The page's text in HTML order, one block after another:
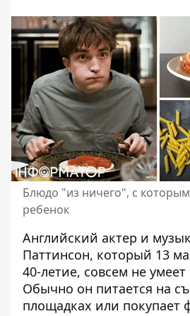
Блюдо "из ничего", с
ребенок
Английский актер и
Паттинсон, который 13
40-летие, совсем не умеет
Обычно он питается на
площадках или покупает